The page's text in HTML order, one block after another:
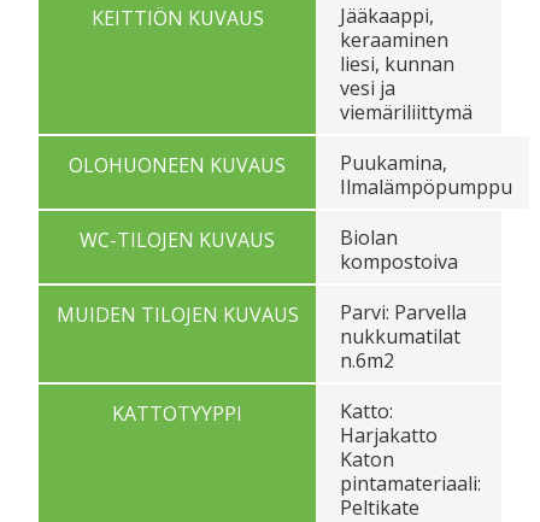
KEITTIÖN KUVAUS
Jääkaappi,
keraaminen
liesi, kunnan
vesi ja
viemäriliittymä
OLOHUONEEN KUVAUS
Puukamina,
Ilmalämpöpumppu
WC-TILOJEN KUVAUS
Biolan
kompostoiva
MUIDEN TILOJEN KUVAUS
Parvi: Parvella
nukkumatilat
n.6m2
KATTOTYYPPI
Katto:
Harjakatto
Katon
pintamateriaali:
Peltikate